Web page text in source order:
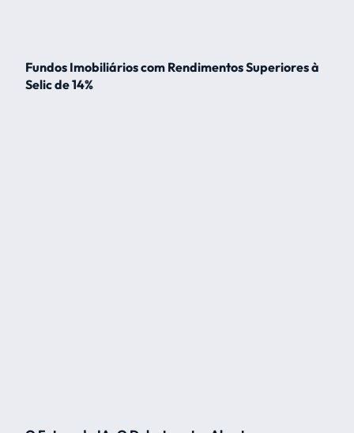
Fundos Imobiliários com Rendimentos Superiores à
Selic de 14%